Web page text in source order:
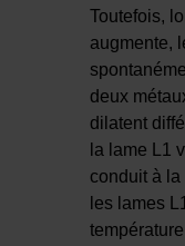
Toutefois,
augmente,
deux
dilatent
la lame L1
conduit à la
les lames